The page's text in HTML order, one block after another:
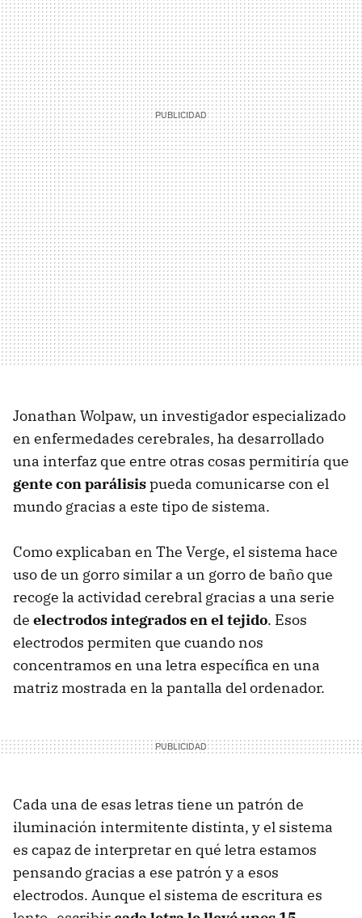
Jonathan Wolpaw, un investigador especializado
en enfermedades cerebrales, ha desarrollado
una interfaz que entre otras cosas permitiría que
gente con parálisispueda comunicarse con el
mundo gracias a este tipo de sistema.
Como explicaban en The Verge, el sistema hace
uso de un gorro similar a un gorro de baño que
recoge la actividad cerebral gracias a una serie
de electrodos integrados en el tejido. Esos
electrodos permiten que cuando nos
concentramos en una letra específica en una
matriz mostrada en la pantalla del ordenador.
Cada una de esas letras tiene un patrón de
iluminación intermitente distinta, y el sistema
es capaz de interpretar en qué letra estamos
pensando gracias a ese patrón y a esos
electrodos. Aunque el sistema de escritura es